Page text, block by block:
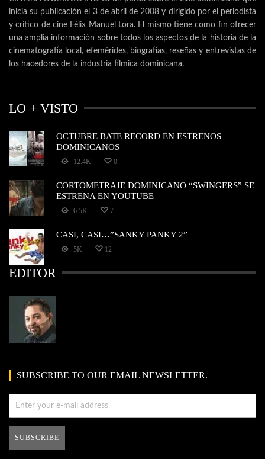
inicia su publicación el 3 de abril de 2008 y dirigido por el periodista
y crítico de cine Félix Manuel Lora. El mismo tiene como fin ofrecer
una amplia información sobre todos los aspectos de la historia de la
cinematografía local, efemérides, biografías, reseñas y entrevistas de
los hacedores de la industria fílmica dominicana.
LO + VISTO
OCTUBRE BATE RECORD EN ESTRENOS
DOMINICANOS
12.4K 0
CORTOMETRAJE DOMINICANO “SWINGERS” SE
ESTRENA EN YOUTUBE
6.5K 7
CASI, CASI…”SANKY PANKY 2”
5K 12
EDITOR
SUBSCRIBE TO OUR EMAIL NEWSLETTER.